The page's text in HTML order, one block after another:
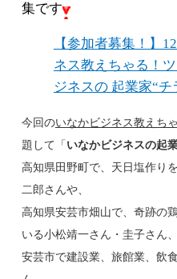
集です
【参加者募集！】
ネス教えちゃる！
ジネスの 起業家“チ
今回のいなかビジネス教えち
題して「いなかビジネスの起
高知県田野町で、天日塩作り
二郎さんや、
高知県安芸市畑山で、奇跡の
いる小松靖一さん・圭子さん、
安芸市で建設業、旅館業、飲